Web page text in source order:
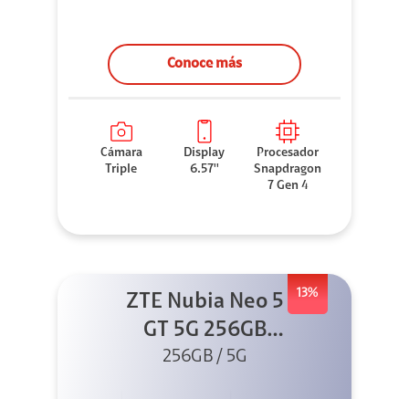
Conoce más
Cámara
Triple
Display
6.57''
Procesador
Snapdragon
7 Gen 4
13%
ZTE Nubia Neo 5
GT 5G 256GB
Negro + GPAD +
256GB / 5G